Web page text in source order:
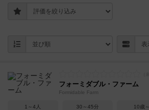
フォーミダブル・ファーム
Formidable Farm
1～4人 30～45分 10歳～